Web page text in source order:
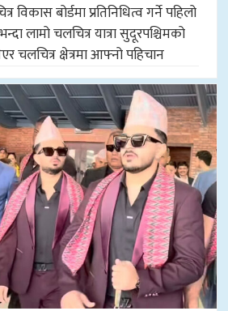
विकास बोर्डमा प्रतिनिधित्व गर्ने पहिलो
लामो चलचित्र यात्रा सुदूरपश्चिमको
चलचित्र क्षेत्रमा आफ्नो पहिचान